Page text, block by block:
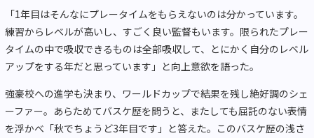
「1年目はそんなにプレータイムをもらえないのは分かっています。
練習からレベルが高いし、すごく良い監督もいます。限られたプレー
タイムの中で吸収できるものは全部吸収して、とにかく自分のレベル
アップをする年だと思っています」と向上意欲を語った。
強豪校への進学も決まり、ワールドカップで結果を残し絶好調のシェ
ーファー。あらためてバスケ歴を問うと、またしても屈託のない表情
を浮かべ「秋でちょうど3年目です」と答えた。このバスケ歴の浅さ